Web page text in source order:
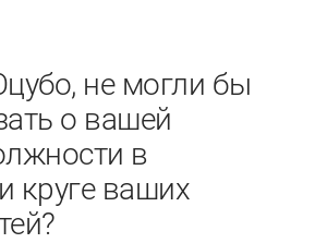
не могли бы
о вашей
в
круге ваших